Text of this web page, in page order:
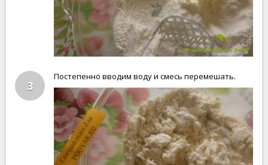
3
Постепенно вводим воду и смесь перемешать.